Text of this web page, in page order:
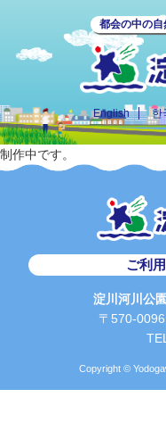
都会の中の
English 한
制作中です。
ご利
淀川河川公
〒570-
Copyright ©